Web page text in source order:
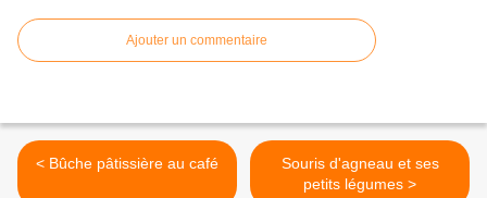
Ajouter un commentaire
< Bûche pâtissière au café
Souris d'agneau et ses
petits légumes >